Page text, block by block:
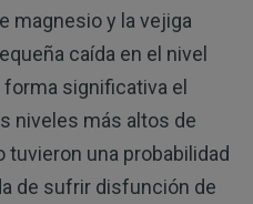
magnesio y la vejiga
caída en el nivel
significativa el
niveles más altos de
una probabilidad
de sufrir disfunción de